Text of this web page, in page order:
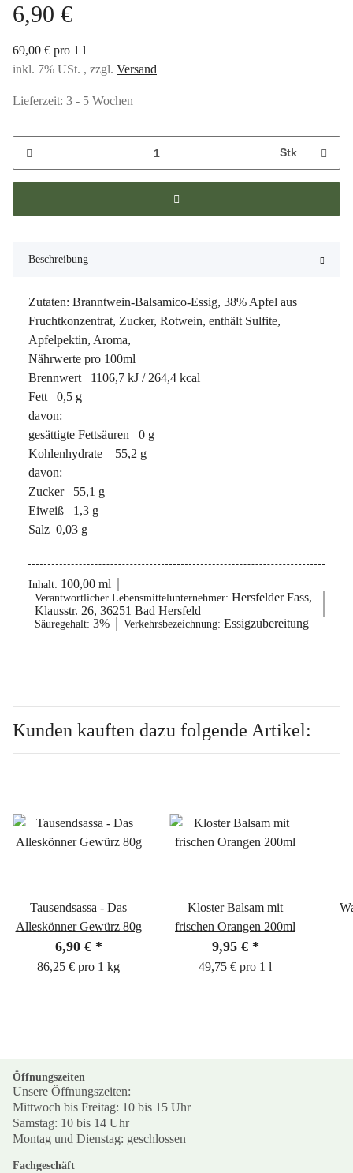
6,90 €
69,00 € pro 1 l
inkl. 7% USt. , zzgl. Versand
Lieferzeit: 3 - 5 Wochen
Stk
Beschreibung
Zutaten: Branntwein-Balsamico-Essig, 38% Apfel aus
Fruchtkonzentrat, Zucker, Rotwein, enthält Sulfite,
Apfelpektin, Aroma,
Nährwerte pro 100ml
Brennwert 1106,7 kJ / 264,4 kcal
Fett 0,5 g
davon:
gesättigte Fettsäuren 0 g
Kohlenhydrate 55,2 g
davon:
Zucker 55,1 g
Eiweiß 1,3 g
Salz 0,03 g
Inhalt: 100,00 ml
Verantwortlicher Lebensmittelunternehmer: Hersfelder Fass,
Klausstr. 26, 36251 Bad Hersfeld
Säuregehalt: 3% Verkehrsbezeichnung: Essigzubereitung
Kunden kauften dazu folgende Artikel:
Tausendsassa - Das
Alleskönner Gewürz 80g
6,90 € *
86,25 € pro 1 kg
Kloster Balsam mit
frischen Orangen 200ml
9,95 € *
49,75 € pro 1 l
Öffnungszeiten
Unsere Öffnungszeiten:
Mittwoch bis Freitag: 10 bis 15 Uhr
Samstag: 10 bis 14 Uhr
Montag und Dienstag: geschlossen
Fachgeschäft